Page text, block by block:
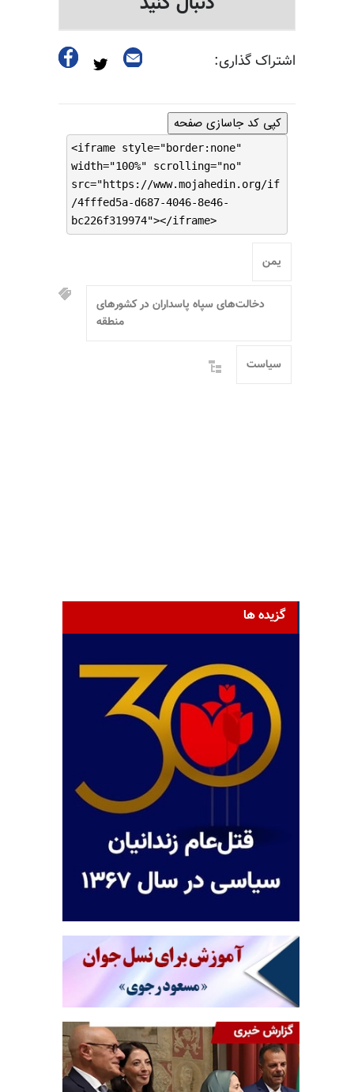
اشتراک گذاری:
کپی کد جاسازی صفحه
<iframe style="border:none"
width="100%" scrolling="no"
src="https://www.mojahedin.org/if
/4fffed5a-d687-4046-8e46-
bc226f319974"></iframe>
یمن
دخالت‌های سپاه پاسداران در کشورهای
منطقه
سیاست
گزیده ها